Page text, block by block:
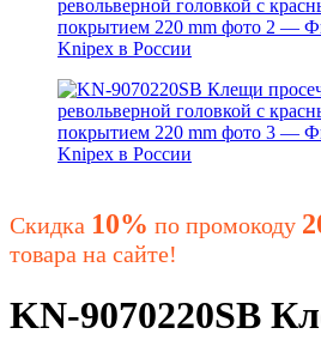
Скидка 10% по промокоду
товара на сайте!
KN-9070220SB